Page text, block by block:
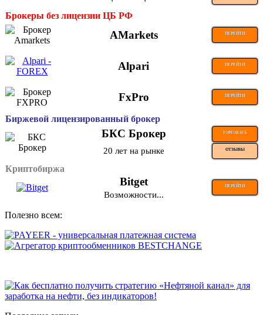
Брокеры без лицензии ЦБ РФ
AMarkets ПЕРЕЙТИ
Alpari ПЕРЕЙТИ
FxPro ПЕРЕЙТИ
Биржевой лицензированный брокер
БКС Брокер ТОРГОВАТЬ
20 лет на рынке ОТЗЫВЫ
Криптобиржа
Bitget ПЕРЕЙТИ
Возможности...
Полезно всем: